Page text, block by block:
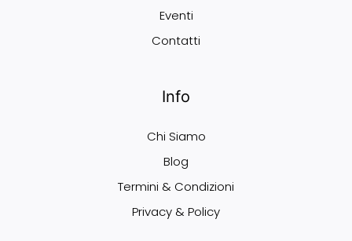
Eventi
Contatti
Info
Chi Siamo
Blog
Termini & Condizioni
Privacy & Policy